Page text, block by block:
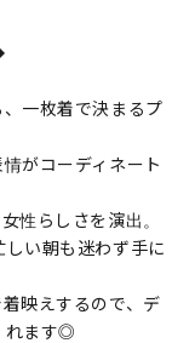
一枚着で決まるプ
がコーディネート
性らしさを演出。
い朝も迷わず手に
映えするので、デ
れます◎